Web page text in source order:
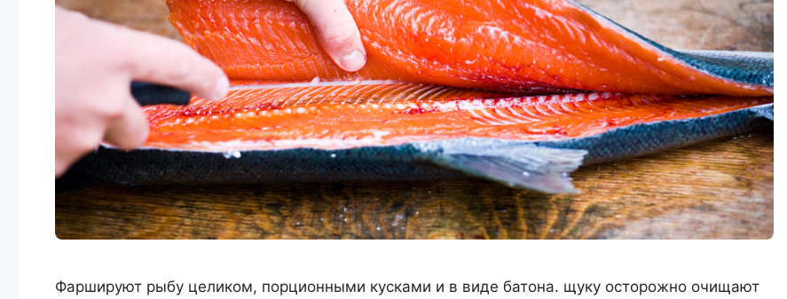
Фаршируют рыбу целиком, порционными кусками и в виде батона. щуку осторожно очищают